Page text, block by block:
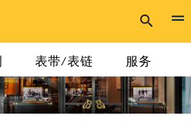
表带/表链 服务